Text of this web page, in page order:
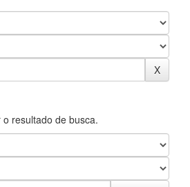
resultado de busca.